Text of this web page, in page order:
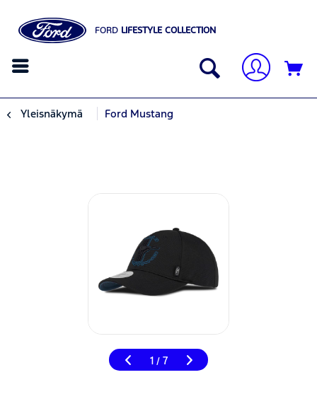
FORD LIFESTYLE COLLECTION
Yleisnäkymä Ford Mustang
1 / 7